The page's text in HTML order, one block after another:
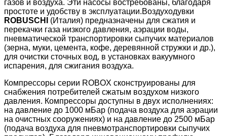
газов и воздуха. Эти насосы востребованы, благодаря
простоте и удобству в эксплуатации.Воздуходувки
ROBUSCHI
(Италия) предназначены для сжатия и
перекачки газа низкого давления, аэрации воды,
пневматической транспортировки сыпучих материалов
(зерна, муки, цемента, кофе, деревянной стружки и др.),
для очистки сточных вод, в установках вакуумного
испарения, для сжигания воздуха.
Компрессоры серии ROBOX сконструированы для
снабжения потребителей сжатым воздухом низкого
давления. Компрессоры доступны в двух исполнениях:
на давление до 1000 мБар (подача воздуха для аэрации
на очистных сооружениях) и на давление до 2500 мБар
(подача воздуха для пневмотранспортировки сыпучих